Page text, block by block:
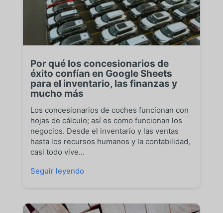
Por qué los concesionarios de
éxito confían en Google Sheets
para el inventario, las finanzas y
mucho más
Los concesionarios de coches funcionan con
hojas de cálculo; así es como funcionan los
negocios. Desde el inventario y las ventas
hasta los recursos humanos y la contabilidad,
casi todo vive...
Seguir leyendo